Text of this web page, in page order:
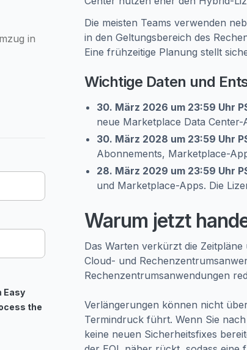
in
Easy
the
Die meisten Teams verwenden
in den Geltungsbereich des
Eine frühzeitige Planung stellt
Wichtige Daten und
30. März 2026 um 23:59 Uhr
neue Marketplace Data
30. März 2028 um 23:59 Uhr
Abonnements, Marketplace-
28. März 2029 um 23:59 Uhr
und Marketplace-Apps. Die
Warum jetzt
Das Warten verkürzt die
Cloud- und
Rechenzentrumsanwendungen
Verlängerungen können nicht
Termindruck führt. Wenn Sie
keine neuen Sicherheitsfixes